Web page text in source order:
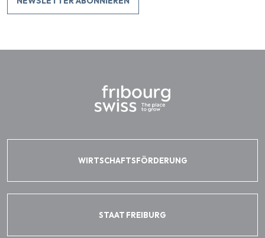
WIRTSCHAFTSFÖRDERUNG
STAAT FREIBURG